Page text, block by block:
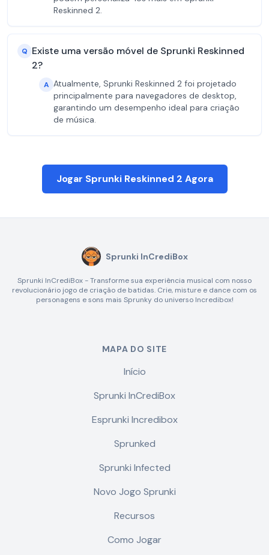
Reskinned 2.
Q Existe uma versão móvel de Sprunki Reskinned
2?
A Atualmente, Sprunki Reskinned 2 foi projetado
principalmente para navegadores de desktop,
garantindo um desempenho ideal para criação
de música.
Jogar Sprunki Reskinned 2 Agora
Sprunki InCrediBox
Sprunki InCrediBox - Transforme sua experiência musical com nosso
revolucionário jogo de criação de batidas. Crie, misture e dance com os
personagens e sons mais Sprunky do universo Incredibox!
MAPA DO SITE
Início
Sprunki InCrediBox
Esprunki Incredibox
Sprunked
Sprunki Infected
Novo Jogo Sprunki
Recursos
Como Jogar